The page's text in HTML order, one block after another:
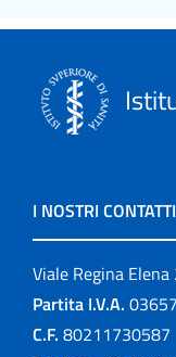
I NOSTRI CONTATTI
Viale Regina
Partita I.V.A.
C.F. 80211730587